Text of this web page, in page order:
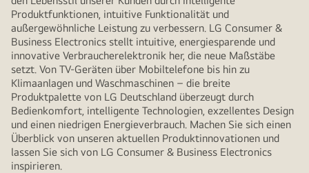
Produktfunktionen, intuitive Funktionalität und
außergewöhnliche Leistung zu verbessern. LG Consumer &
Business Electronics stellt intuitive, energiesparende und
innovative Verbraucherelektronik her, die neue Maßstäbe
setzt. Von TV-Geräten über Mobiltelefone bis hin zu
Klimaanlagen und Waschmaschinen – die breite
Produktpalette von LG Deutschland überzeugt durch
Bedienkomfort, intelligente Technologien, exzellentes Design
und einen niedrigen Energieverbrauch. Machen Sie sich einen
Überblick von unseren aktuellen Produktinnovationen und
lassen Sie sich von LG Consumer & Business Electronics
inspirieren.